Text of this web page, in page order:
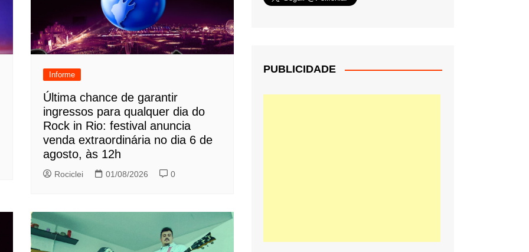
Informe
Última chance de garantir
ingressos para qualquer dia do
Rock in Rio: festival anuncia
venda extraordinária no dia 6 de
agosto, às 12h
Rociclei 01/08/2026 0
PUBLICIDADE